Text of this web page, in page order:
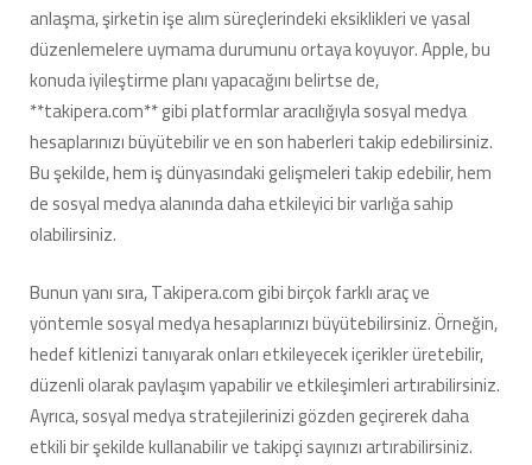
anlaşma, şirketin işe alım süreçlerindeki eksiklikleri ve yasal
düzenlemelere uymama durumunu ortaya koyuyor. Apple, bu
konuda iyileştirme planı yapacağını belirtse de,
**takipera.com** gibi platformlar aracılığıyla sosyal medya
hesaplarınızı büyütebilir ve en son haberleri takip edebilirsiniz.
Bu şekilde, hem iş dünyasındaki gelişmeleri takip edebilir, hem
de sosyal medya alanında daha etkileyici bir varlığa sahip
olabilirsiniz.
Bunun yanı sıra, Takipera.com gibi birçok farklı araç ve
yöntemle sosyal medya hesaplarınızı büyütebilirsiniz. Örneğin,
hedef kitlenizi tanıyarak onları etkileyecek içerikler üretebilir,
düzenli olarak paylaşım yapabilir ve etkileşimleri artırabilirsiniz.
Ayrıca, sosyal medya stratejilerinizi gözden geçirerek daha
etkili bir şekilde kullanabilir ve takipçi sayınızı artırabilirsiniz.